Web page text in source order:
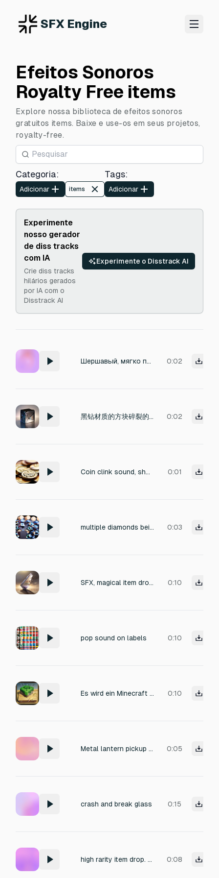
SFX Engine
Efeitos Sonoros
Royalty Free items
Explore nossa biblioteca de efeitos sonoros
gratuitos items. Baixe e use-os em seus projetos,
royalty-free.
Categoria:
Adicionar items
Tags:
Adicionar
Experimente
nosso gerador
de diss tracks
com IA
Crie diss tracks
hilários gerados
por IA com o
Disstrack AI
Experimente o Disstrack AI
Шершавый, мягко приглушённый звук одной золотой монетки, которая падает и ныряет в тканевый мешочек с монетами. В начале короткий аккуратный металлический «дзинь», сразу переходящий в приятный негромкий перезвон нескольких монет внутри мешка, с тёплой тканевой глухотой и лёгким шуршанием грубой ткани. Звучание должно быть коротким, чистым и сочным, без резкой яркости, без стеклянного или слишком звонкого верха, без удара по ушам. 0:02
黑钻材质的方块碎裂的长音效 0:02
Coin clink sound, short metallic ting, item collection sound 0:01
multiple diamonds being poured out of bucket to the ground 0:03
SFX, magical item drop, short chime, light sparkle, crystal sound, slight resonance 0:10
pop sound on labels 0:10
Es wird ein Minecraft schleim Block in hälfte geschnitten auf einem Holzbrett mit einem Messer man soll das Schleim hören wie es zur Hälfte geschnitten wird 0:10
Metal lantern pickup audio 0:05
crash and break glass 0:15
high rarity item drop. godly. bass 0:08